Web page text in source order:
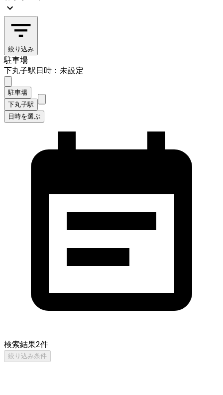
絞り込み
駐車場
下丸子駅日時：未設定
駐車場
下丸子駅
日時を選ぶ
検索結果2件
絞り込み条件